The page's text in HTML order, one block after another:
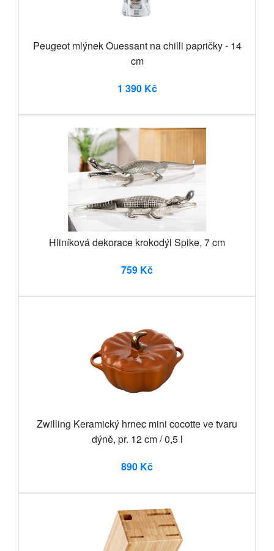
Peugeot mlýnek Ouessant na chilli papričky - 14
cm
1 390 Kč
Hliníková dekorace krokodýl Spike, 7 cm
759 Kč
Zwilling Keramický hrnec mini cocotte ve tvaru
dýně, pr. 12 cm / 0,5 l
890 Kč